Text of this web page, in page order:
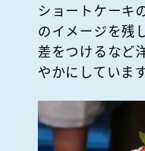
ショートケーキ
のイメージを残
差をつけるなど
やかにしています